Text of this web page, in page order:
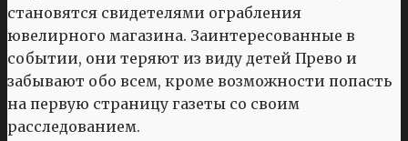
становятся свидетелями ограбления
ювелирного магазина. Заинтересованные в
событии, они теряют из виду детей Прево и
забывают обо всем, кроме возможности попасть
на первую страницу газеты со своим
расследованием.